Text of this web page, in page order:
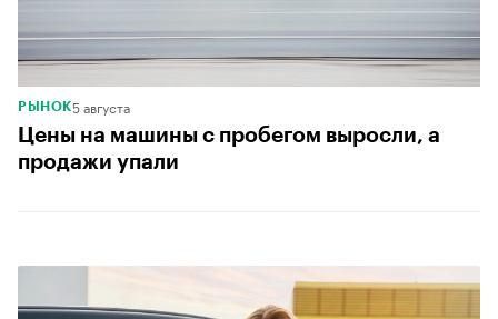
РЫНОК5 августа
Цены на машины с пробегом выросли, а
продажи упали